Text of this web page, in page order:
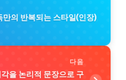
만의 반복되는 스타일(인장)
다음
을 논리적 문장으로 구